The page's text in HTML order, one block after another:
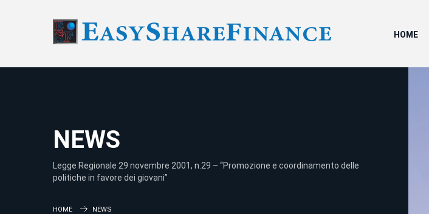
HOME
NEWS
Legge Regionale 29 novembre 2001, n.29 – “Promozione e coordinamento delle
politiche in favore dei giovani”
HOME
NEWS